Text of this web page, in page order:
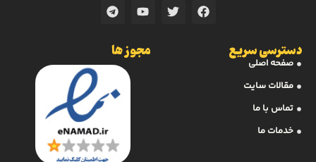
دسترسی سریع
صفحه اصلی
مقالات سایت
تماس با ما
خدمات ما
مجوز ها